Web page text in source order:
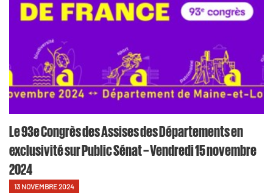
Le 93e Congrès des Assises des Départements en
exclusivité sur Public Sénat – Vendredi 15 novembre
2024
13 NOVEMBRE 2024